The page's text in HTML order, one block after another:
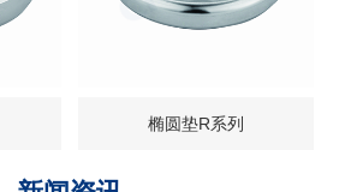
椭圆垫R系列